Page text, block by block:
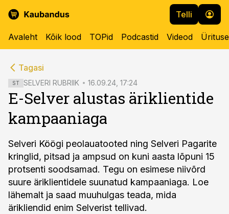
Telli
Avaleht Kõik lood TOPid Podcastid Videod
Tagasi
ST SELVERI RUBRIIK 16.09.24, 17:24
E-Selver alustas äriklientide
kampaaniaga
Selveri Köögi peolauatooted ning Selveri Pagarite
kringlid, pitsad ja ampsud on kuni aasta lõpuni 15
protsenti soodsamad. Tegu on esimese niivõrd
suure äriklientidele suunatud kampaaniaga. Loe
lähemalt ja saad muuhulgas teada, mida
ärikliendid enim Selverist tellivad.